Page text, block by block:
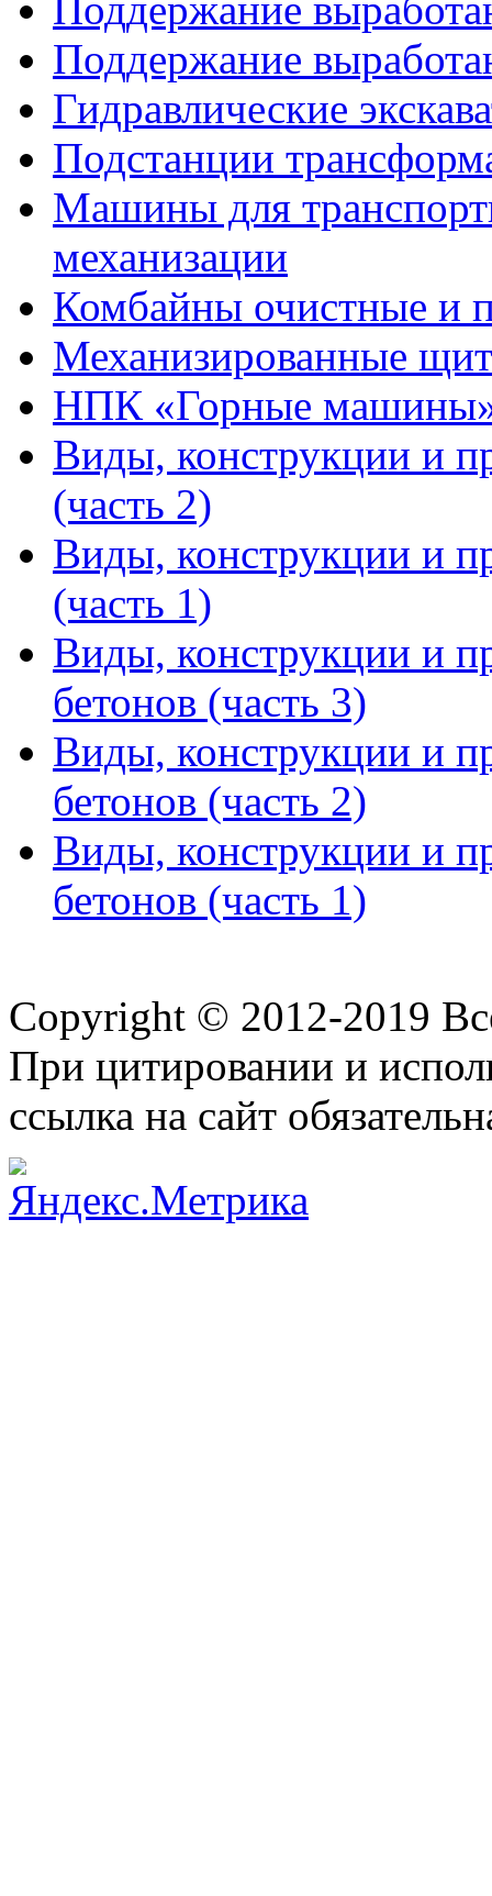
Поддержание
Гидравлические
Подстанции
Машины для
механизации
Комбайны очистные и
Механизированные
НПК «Горные
Виды, конструкции и
(часть 2)
Виды, конструкции и
(часть 1)
Виды, конструкции и
бетонов (часть 3)
Виды, конструкции и
бетонов (часть 2)
Виды, конструкции и
бетонов (часть 1)
Copyright © 2012-2019
При цитировании и
ссылка на сайт